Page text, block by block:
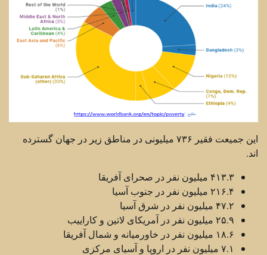
این جمیعت فقیر ۷۳۶ میلیونی در مناطق زیر در جهان گسترده
اند.
۴۱۳.۳ میلیون نفر در صحرای آفریقا
۲۱۶.۴ میلیون نفر در جنوب آسیا
۴۷.۲ میلیون نفر در شرق آسیا
۲۵.۹ میلیون نفر در آمریکای لاتین و کاراییب
۱۸.۶ میلیون نفر در خاورمیانه و شمال آفریقا
۷.۱ میلیون نفر در اروپا و آسیای مرکزی